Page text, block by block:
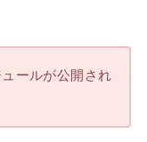
ールが公開され